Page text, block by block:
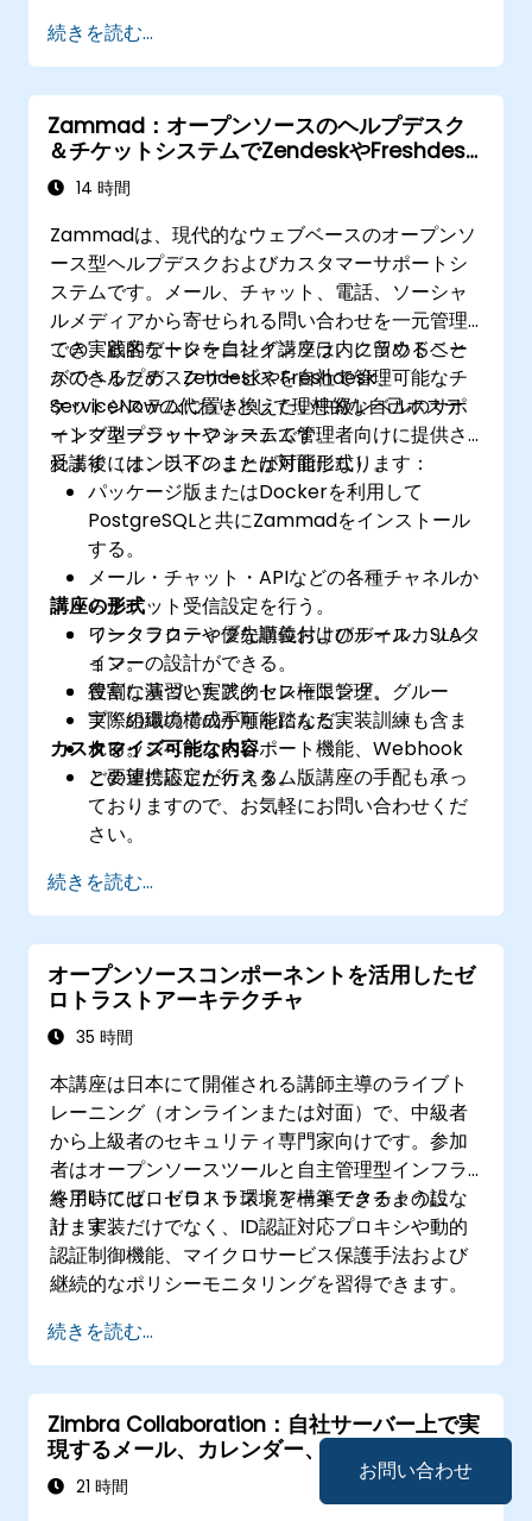
お問い合わせ
ティブなCI/CD環境を実現します。
続きを読む...
Zammad：オープンソースのヘルプデスク
＆チケットシステムでZendeskやFreshdesk
に代わる
14 時間
Zammadは、現代的なウェブベースのオープンソ
ース型ヘルプデスクおよびカスタマーサポートシ
ステムです。メール、チャット、電話、ソーシャ
ルメディアから寄せられる問い合わせを一元管理
でき、顧客データを自社インフラ内に留めること
ができるため、ZendeskやFreshdesk、
ServiceNowの代わりとして理想的な自己ホステ
ィング型プラットフォームです。
この実践的なトレーニング講座は、クラウドベー
スのヘルプデスクサービスを自社で管理可能なチ
ケットシステムに置き換えたい中級レベルのサポ
ートマネージャーやシステム管理者向けに提供さ
れます（オンラインまたは対面形式）。
受講後には、以下のことが可能になります：
パッケージ版またはDockerを利用して
PostgreSQLと共にZammadをインストール
する。
メール・チャット・APIなどの各種チャネルか
らチケット受信設定を行う。
ワークフローや優先順位付けのルール、SLAタ
イマーの設計ができる。
役割に基づいたアクセス権限管理、グルー
プ・組織の構成が可能になる。
ナレッジベースやレポート機能、Webhook
との連携設定が行える。
講座の形式
インタラクティブな講義およびディスカッシ
ョン。
豊富な演習と実践的トレーニング。
実際の環境での手順を踏んだ実装訓練も含ま
れる。
カスタマイズ可能な内容
ご要望に応じたカスタム版講座の手配も承っ
ておりますので、お気軽にお問い合わせくだ
さい。
続きを読む...
オープンソースコンポーネントを活用したゼ
ロトラストアーキテクチャ
35 時間
本講座は日本にて開催される講師主導のライブト
レーニング（オンラインまたは対面）で、中級者
から上級者のセキュリティ専門家向けです。参加
者はオープンソースツールと自主管理型インフラ
を用いてゼロトラスト環境を構築できるようにな
ります。
終了時には、ゼロトラストアーキテクチャの設
計・実装だけでなく、ID認証対応プロキシや動的
認証制御機能、マイクロサービス保護手法および
継続的なポリシーモニタリングを習得できます。
続きを読む...
Zimbra Collaboration：自社サーバー上で実
現するメール、カレンダー、連絡先管理
21 時間